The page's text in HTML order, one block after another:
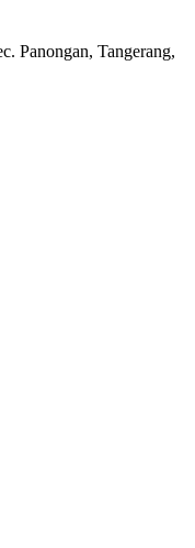
Panongan, Tangerang,